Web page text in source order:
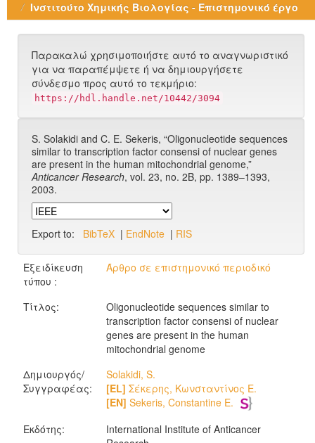
Ινστιτούτο Χημικής Βιολογίας - Επιστημονικό έργο
Παρακαλώ χρησιμοποιήστε αυτό το αναγνωριστικό
για να παραπέμψετε ή να δημιουργήσετε
σύνδεσμο προς αυτό το τεκμήριο:
https://hdl.handle.net/10442/3094
S. Solakidi and C. E. Sekeris, “Oligonucleotide sequences
similar to transcription factor consensi of nuclear genes
are present in the human mitochondrial genome,”
Anticancer Research, vol. 23, no. 2B, pp. 1389–1393,
2003.
Export to: BibTeX | EndNote | RIS
Εξειδίκευση
τύπου :
Άρθρο σε επιστημονικό περιοδικό
Τίτλος:
Oligonucleotide sequences similar to
transcription factor consensi of nuclear
genes are present in the human
mitochondrial genome
Δημιουργός/
Συγγραφέας:
Solakidi, S.
[EL] Σέκερης, Κωνσταντίνος Ε.
[EN] Sekeris, Constantine E.
Εκδότης:
International Institute of Anticancer